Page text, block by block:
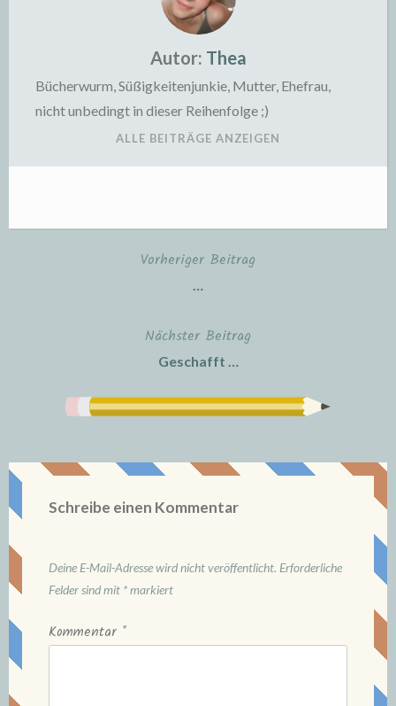
Autor: Thea
Bücherwurm, Süßigkeitenjunkie, Mutter, Ehefrau,
nicht unbedingt in dieser Reihenfolge ;)
ALLE BEITRÄGE ANZEIGEN
BeitragsnavigationVorheriger Beitrag
…
Nächster Beitrag
Geschafft …
Schreibe einen Kommentar
Deine E-Mail-Adresse wird nicht veröffentlicht. Erforderliche
Felder sind mit *markiert
Kommentar *